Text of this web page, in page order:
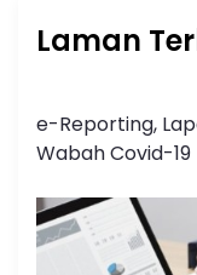
Laman
e-Reporting,
Wabah Covid-19